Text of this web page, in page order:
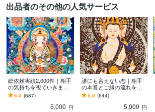
出品者のその他の人気サービス
総依頼実績2,000件｜相手
の気持ちを視ていきます
言葉にされていない本音
や、この恋の可能性を丁
寧にお伝えします
5.0 (687)
5,000 円
誰にも言えない恋｜相手
の本音とご縁の流れを視
ます 総販売数2,000件以上
｜誰にも言えない気持ち
5.0 (644)
5,000 円